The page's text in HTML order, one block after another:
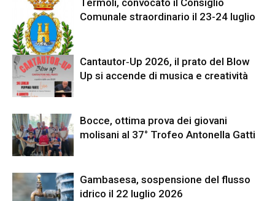
Termoli, convocato il Consiglio
Comunale straordinario il 23-24 luglio
Cantautor‑Up 2026, il prato del Blow
Up si accende di musica e creatività
Bocce, ottima prova dei giovani
molisani al 37° Trofeo Antonella Gatti
Gambasesa, sospensione del flusso
idrico il 22 luglio 2026